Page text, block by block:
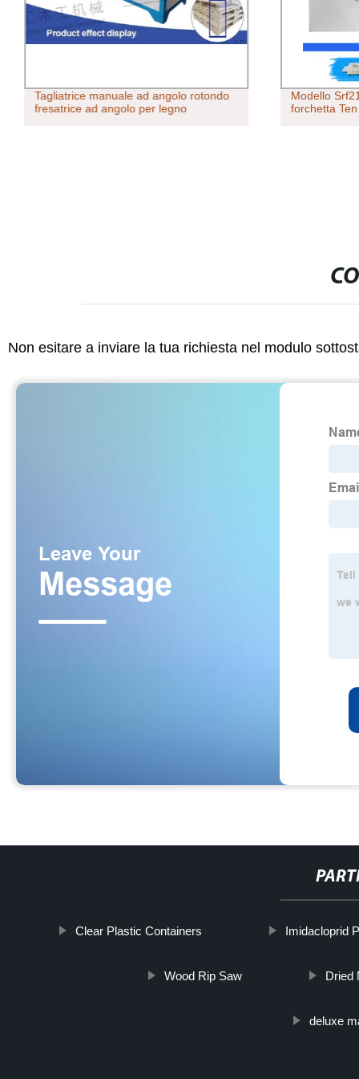
Tagliatrice manuale ad angolo rotondo
fresatrice ad angolo per legno
Modello
forchetta
Non esitare a inviare la tua richiesta nel modulo
Clear Plastic Containers Imidacloprid
Wood Rip Saw Dried
deluxe